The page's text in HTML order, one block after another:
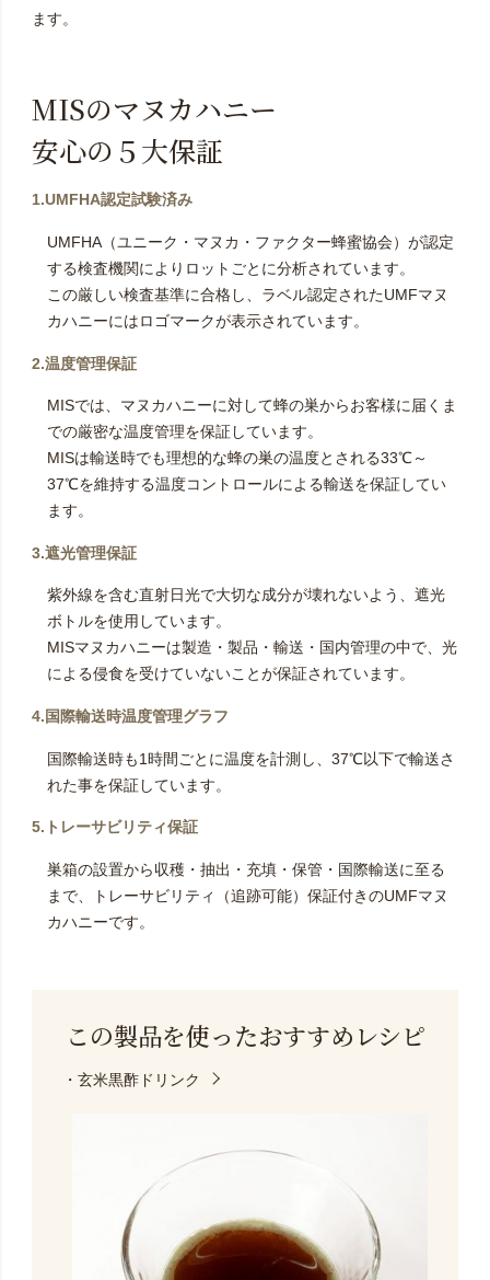
ます。
MISのマヌカハニー
安心の５大保証
1.UMFHA認定試験済み
UMFHA（ユニーク・マヌカ・ファクター蜂蜜協会）が認定
する検査機関によりロットごとに分析されています。
この厳しい検査基準に合格し、ラベル認定されたUMFマヌ
カハニーにはロゴマークが表示されています。
2.温度管理保証
MISでは、マヌカハニーに対して蜂の巣からお客様に届くま
での厳密な温度管理を保証しています。
MISは輸送時でも理想的な蜂の巣の温度とされる33℃～
37℃を維持する温度コントロールによる輸送を保証してい
ます。
3.遮光管理保証
紫外線を含む直射日光で大切な成分が壊れないよう、遮光
ボトルを使用しています。
MISマヌカハニーは製造・製品・輸送・国内管理の中で、光
による侵食を受けていないことが保証されています。
4.国際輸送時温度管理グラフ
国際輸送時も1時間ごとに温度を計測し、37℃以下で輸送さ
れた事を保証しています。
5.トレーサビリティ保証
巣箱の設置から収穫・抽出・充填・保管・国際輸送に至る
まで、トレーサビリティ（追跡可能）保証付きのUMFマヌ
カハニーです。
この製品を使ったおすすめレシピ
・玄米黒酢ドリンク